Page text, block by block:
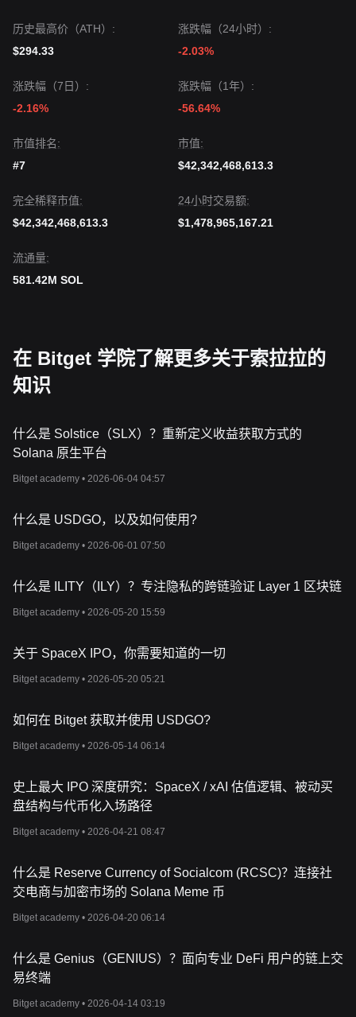
历史最高价（ATH）:
$294.33
涨跌幅（24小时）:
-2.03%
涨跌幅（7日）:
-2.16%
涨跌幅（1年）:
-56.64%
市值排名:
#7
市值:
$42,342,468,613.3
完全稀释市值:
$42,342,468,613.3
24小时交易额:
$1,478,965,167.21
流通量:
581.42M SOL
在 Bitget 学院了解更多关于索拉拉的
知识
什么是 Solstice（SLX）？重新定义收益获取方式的
Solana 原生平台
Bitget academy • 2026-06-04 04:57
什么是 USDGO，以及如何使用?
Bitget academy • 2026-06-01 07:50
什么是 ILITY（ILY）？专注隐私的跨链验证 Layer 1 区块链
Bitget academy • 2026-05-20 15:59
关于 SpaceX IPO，你需要知道的一切
Bitget academy • 2026-05-20 05:21
如何在 Bitget 获取并使用 USDGO?
Bitget academy • 2026-05-14 06:14
史上最⼤ IPO 深度研究：SpaceX / xAI 估值逻辑、被动买
盘结构与代币化⼊场路径
Bitget academy • 2026-04-21 08:47
什么是 Reserve Currency of Socialcom (RCSC)？连接社
交电商与加密市场的 Solana Meme 币
Bitget academy • 2026-04-20 06:14
什么是 Genius（GENIUS）？面向专业 DeFi 用户的链上交
易终端
Bitget academy • 2026-04-14 03:19